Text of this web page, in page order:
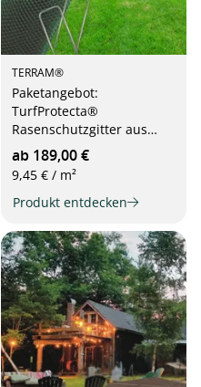
TERRAM®
Paketangebot:
TurfProtecta®
Rasenschutzgitter aus
Kunststoff plus
Befestigungshaken, 2m
Breite
ab 189,00 €
9,45 € / m²
Produkt entdecken